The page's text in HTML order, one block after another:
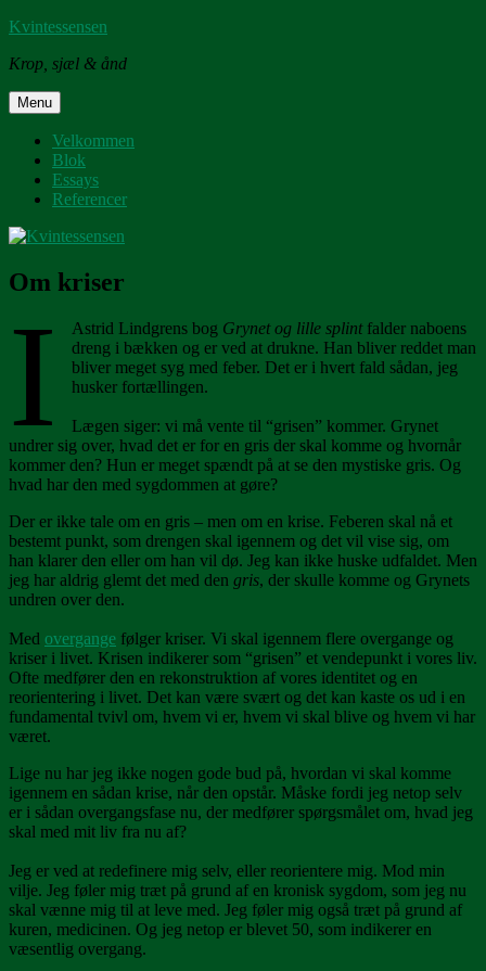
Skip
content
Kvintessensen
Krop, sjæl & ånd
Menu
Velkommen
Blok
Essays
Referencer
Om kriser
I Astrid Lindgrens bog Grynet og lille splintfalder naboens
dreng i bækken og er ved at drukne. Han bliver reddet man
bliver meget syg med feber. Det er i hvert fald sådan, jeg
husker fortællingen.
Lægen siger: vi må vente til “grisen” kommer. Grynet
undrer sig over, hvad det er for en gris der skal komme og hvornår
kommer den? Hun er meget spændt på at se den mystiske gris. Og
hvad har den med sygdommen at gøre?
Der er ikke tale om en gris – men om en krise. Feberen skal nå et
bestemt punkt, som drengen skal igennem og det vil vise sig, om
han klarer den eller om han vil dø. Jeg kan ikke huske udfaldet. Men
jeg har aldrig glemt det med den gris, der skulle komme og Grynets
undren over den.
Med overgange følger kriser. Vi skal igennem flere overgange og
kriser i livet. Krisen indikerer som “grisen” et vendepunkt i vores liv.
Ofte medfører den en rekonstruktion af vores identitet og en
reorientering i livet. Det kan være svært og det kan kaste os ud i en
fundamental tvivl om, hvem vi er, hvem vi skal blive og hvem vi har
været.
Lige nu har jeg ikke nogen gode bud på, hvordan vi skal komme
igennem en sådan krise, når den opstår. Måske fordi jeg netop selv
er i sådan overgangsfase nu, der medfører spørgsmålet om, hvad jeg
skal med mit liv fra nu af?
Jeg er ved at redefinere mig selv, eller reorientere mig. Mod min
vilje. Jeg føler mig træt på grund af en kronisk sygdom, som jeg nu
skal vænne mig til at leve med. Jeg føler mig også træt på grund af
kuren, medicinen. Og jeg netop er blevet 50, som indikerer en
væsentlig overgang.